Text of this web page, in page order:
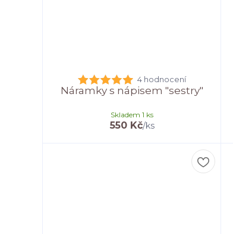
4 hodnocení
Náramky s nápisem "sestry"
550 Kč/ks
Skladem 1 ks